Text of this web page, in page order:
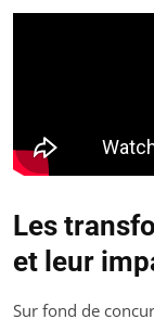
Les
et leur
Sur fond de